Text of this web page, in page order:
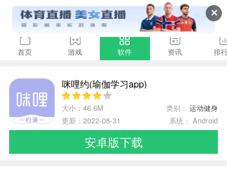
✕
首页 游戏 软件 资讯 排
咪哩约(瑜伽学习app)
大小：46.6M 类别：运动健身
更新：2022-08-31
系统： Android
安卓版下载